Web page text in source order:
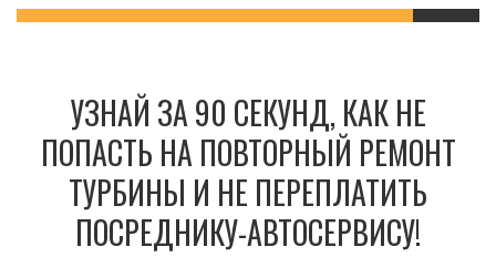
УЗНАЙ ЗА 90 СЕКУНД, КАК НЕ
ПОПАСТЬ НА ПОВТОРНЫЙ РЕМОНТ
ТУРБИНЫ И НЕ ПЕРЕПЛАТИТЬ
ПОСРЕДНИКУ-АВТОСЕРВИСУ!